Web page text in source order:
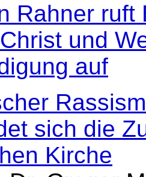
Rahner ruft
und
auf
sich die
Kirche